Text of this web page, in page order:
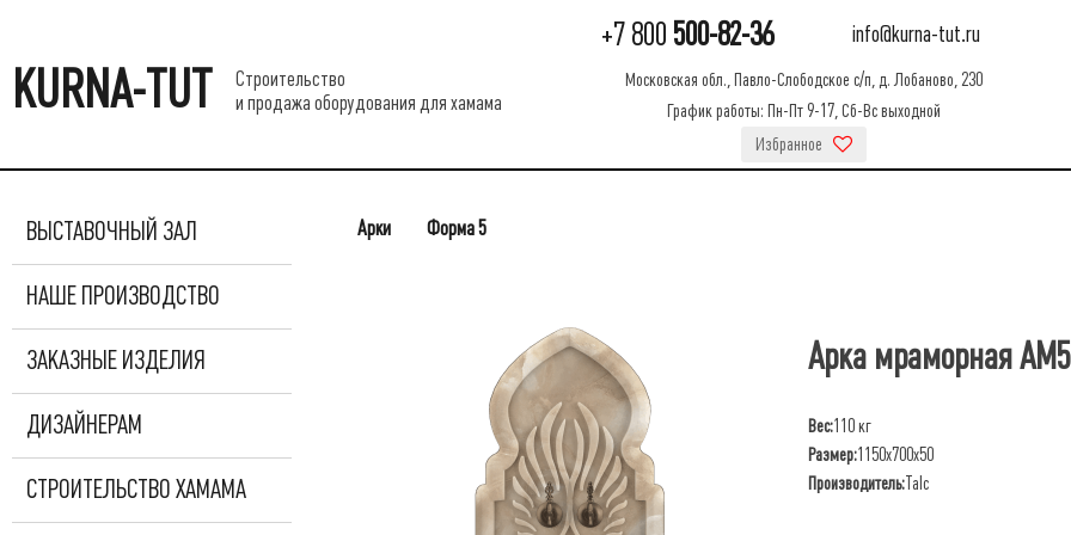
KURNA-TUT
Строительство
и продажа оборудования для хамама
+7 800 500-82-36 info@kurna-tut.ru
Московская обл., Павло-Слободское с/п, д. Лобаново, 230
График работы: Пн-Пт 9-17, Сб-Вс выходной
Избранное
ВЫСТАВОЧНЫЙ ЗАЛ
НАШЕ ПРОИЗВОДСТВО
ЗАКАЗНЫЕ ИЗДЕЛИЯ
ДИЗАЙНЕРАМ
СТРОИТЕЛЬСТВО ХАМАМА
Арки Форма 5
Арка мраморная
Вес:110 кг
Размер:1150x700x50
Производитель:Talc